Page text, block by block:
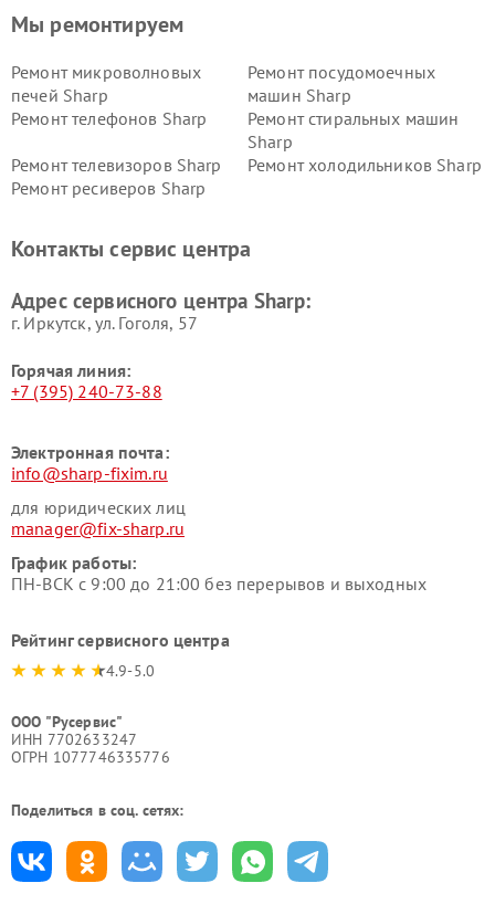
Мы ремонтируем
Ремонт микроволновых
печей Sharp
Ремонт посудомоечных
машин Sharp
Ремонт телефонов Sharp
Ремонт стиральных машин
Sharp
Ремонт телевизоров Sharp
Ремонт холодильников Sharp
Ремонт ресиверов Sharp
Контакты сервис центра
Адрес сервисного центра Sharp:
г. Иркутск, ул. ​Гоголя, 57
Горячая линия:
+7 (395) 240-73-88
Электронная почта:
info@sharp-fixim.ru
для юридических лиц
manager@fix-sharp.ru
График работы:
ПН-ВСК с 9:00 до 21:00 без перерывов и выходных
Рейтинг сервисного центра
4.9-5.0
ООО "Русервис"
ИНН 7702633247
ОГРН 1077746335776
Поделиться в соц. сетях: